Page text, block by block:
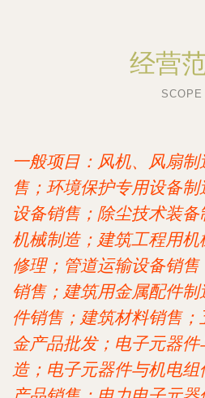
经营
SCOPE
一般项目：风机、风扇
售；环境保护专用设备
设备销售；除尘技术装
机械制造；建筑工程用
修理；管道运输设备销
销售；建筑用金属配件
件销售；建筑材料销售
金产品批发；电子元器
造；电子元器件与机电